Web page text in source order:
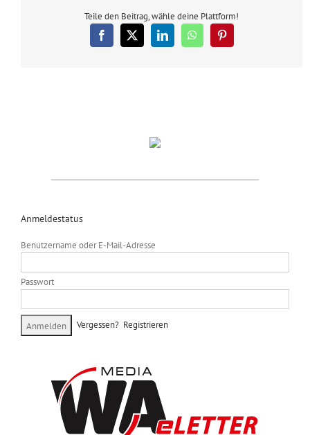
Teile den Beitrag, wähle deine Plattform!
Facebook
X LinkedInWhatsAppPinterest
Anmeldestatus
Benutzername oder E-Mail-Adresse
Passwort
Vergessen? Registrieren